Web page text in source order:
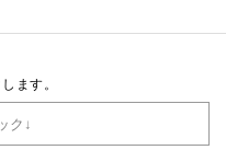
ます。